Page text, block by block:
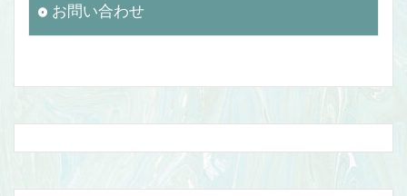
お問い合わせ